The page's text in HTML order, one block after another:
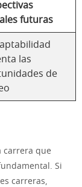
futuras
las
de
carrera que
Si
carreras,